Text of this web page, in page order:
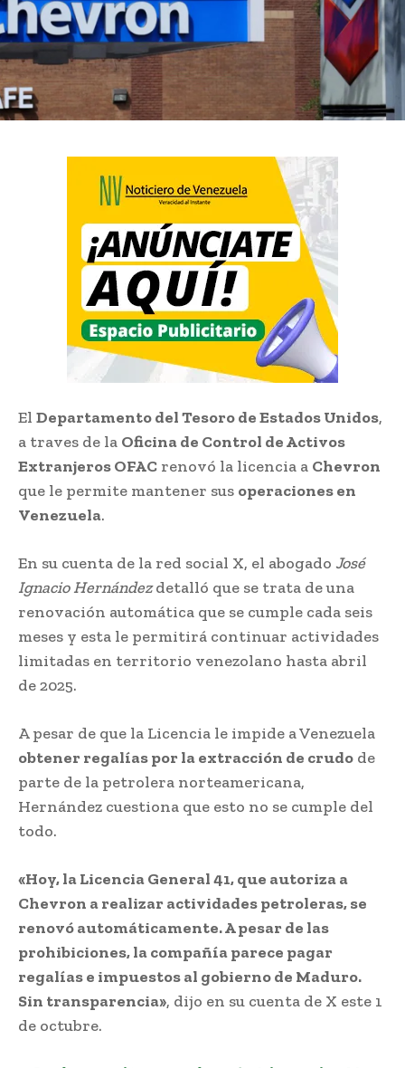
El Departamento del Tesoro de Estados Unidos,
a traves de la Oficina de Control de Activos
Extranjeros OFAC renovó la licencia a Chevron
que le permite mantener sus operaciones en
Venezuela.
En su cuenta de la red social X, el abogado José
Ignacio Hernándezdetalló que se trata de una
renovación automática que se cumple cada seis
meses y esta le permitirá continuar actividades
limitadas en territorio venezolano hasta abril
de 2025.
A pesar de que la Licencia le impide a Venezuela
obtener regalías por la extracción de crudo de
parte de la petrolera norteamericana,
Hernández cuestiona que esto no se cumple del
todo.
«Hoy, la Licencia General 41, que autoriza a
Chevron a realizar actividades petroleras, se
renovó automáticamente. A pesar de las
prohibiciones, la compañía parece pagar
regalías e impuestos al gobierno de Maduro.
Sin transparencia», dijo en su cuenta de X este 1
de octubre.